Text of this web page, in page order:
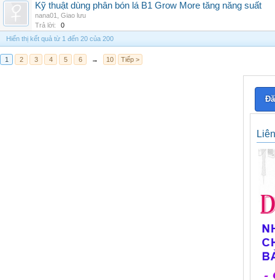
Kỹ thuật dùng phân bón lá B1 Grow More tăng năng suất
nana01
Giao lưu
Trả lời:
0
Hiển thị kết quả từ 1 đến 20 của 200
1 2 3 4 5 6 → 10 Tiếp >